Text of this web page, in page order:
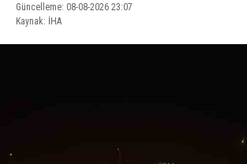
Güncelleme: 08-08-2026 23:07
Kaynak: İHA